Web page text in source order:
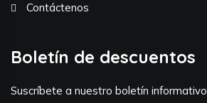
Contáctenos
Boletín de descuentos
Suscríbete a nuestro boletín informativo